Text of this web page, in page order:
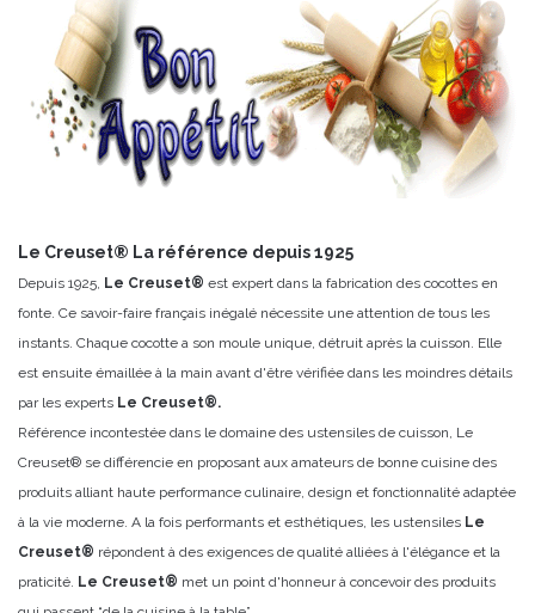
Le Creuset® La référence depuis 1925
Depuis 1925, Le Creuset® est expert dans la fabrication des cocottes en
fonte. Ce savoir-faire français inégalé nécessite une attention de tous les
instants. Chaque cocotte a son moule unique, détruit après la cuisson. Elle
est ensuite émaillée à la main avant d'être vérifiée dans les moindres détails
par les experts Le Creuset®.
Référence incontestée dans le domaine des ustensiles de cuisson, Le
Creuset® se différencie en proposant aux amateurs de bonne cuisine des
produits alliant haute performance culinaire, design et fonctionnalité adaptée
à la vie moderne. A la fois performants et esthétiques, les ustensiles Le
Creuset® répondent à des exigences de qualité alliées à l'élégance et la
praticité. Le Creuset® met un point d'honneur à concevoir des produits